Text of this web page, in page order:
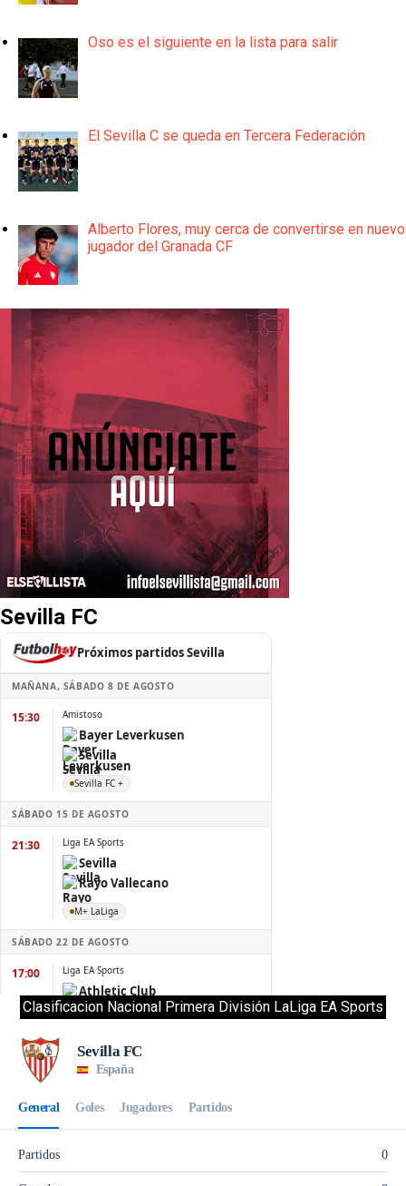
Oso es el siguiente en la lista para salir
El Sevilla C se queda en Tercera Federación
Alberto Flores, muy cerca de convertirse en nuevo
jugador del Granada CF
Sevilla FC
Clasificacion Nacional Primera División LaLiga EA Sports